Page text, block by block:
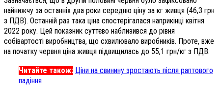
найнижчу за останніх два роки середню ціну за кг живця (46,3 грн
з ПДВ). Останній раз така ціна спостерігалася наприкінці квітня
2022 року. Цей показник суттєво наблизився до рівня
собівартості виробництва, що схвилювало виробників. Проте, вже
на початку червня ціна живця підвищилась до 55,1 грн/кг з ПДВ.
Читайте також: Ціни на свинину зростають після раптового
падіння